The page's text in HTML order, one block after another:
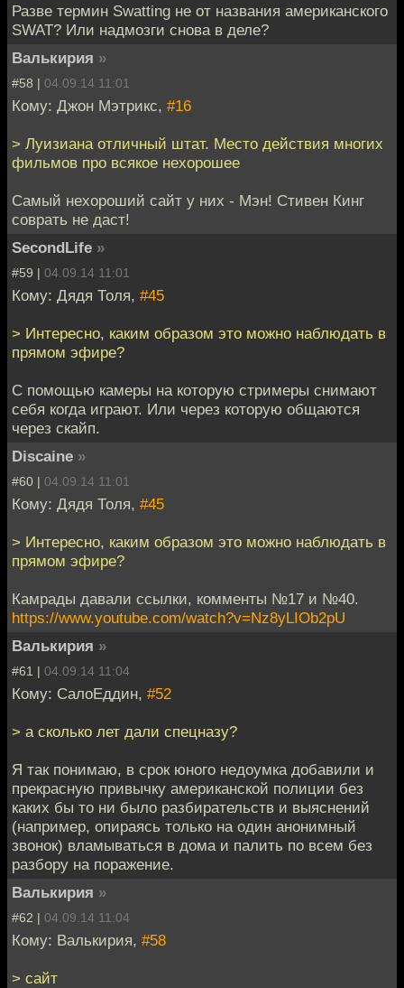
Разве термин Swatting не от названия американского
SWAT? Или надмозги снова в деле?
Валькирия »
#58 | 04.09.14 11:01
Кому: Джон Мэтрикс, #16
> Луизиана отличный штат. Место действия многих
фильмов про всякое нехорошее
Самый нехороший сайт у них - Мэн! Стивен Кинг
соврать не даст!
SecondLife »
#59 | 04.09.14 11:01
Кому: Дядя Толя, #45
> Интересно, каким образом это можно наблюдать в
прямом эфире?
С помощью камеры на которую стримеры снимают
себя когда играют. Или через которую общаются
через скайп.
Discaine »
#60 | 04.09.14 11:01
Кому: Дядя Толя, #45
> Интересно, каким образом это можно наблюдать в
прямом эфире?
Камрады давали ссылки, комменты №17 и №40.
https://www.youtube.com/watch?v=Nz8yLIOb2pU
Валькирия »
#61 | 04.09.14 11:04
Кому: СалоЕддин, #52
> а сколько лет дали спецназу?
Я так понимаю, в срок юного недоумка добавили и
прекрасную привычку американской полиции без
каких бы то ни было разбирательств и выяснений
(например, опираясь только на один анонимный
звонок) вламываться в дома и палить по всем без
разбору на поражение.
Валькирия »
#62 | 04.09.14 11:04
Кому: Валькирия, #58
> сайт